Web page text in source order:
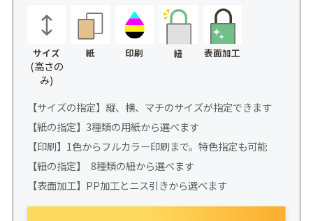
サイズ
(高さの
み)
紙 印刷 紐 表面加工
【サイズの指定】縦、横、マチのサイズが指定できます
【紙の指定】3種類の用紙から選べます
【印刷】1色からフルカラー印刷まで。特色指定も可能
【紐の指定】 8種類の紐から選べます
【表面加工】PP加工とニス引きから選べます